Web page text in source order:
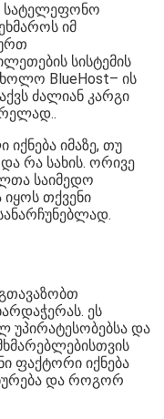
სატელეფონო
იმ
სისტემის
BlueHost– ის
ძალიან კარგი
იმაზე, თუ
რა სახის. ორივე
საიმედო
იყოს თქვენი
ეს
უპირატესობებსა და
ფაქტორი იქნება
და როგორ